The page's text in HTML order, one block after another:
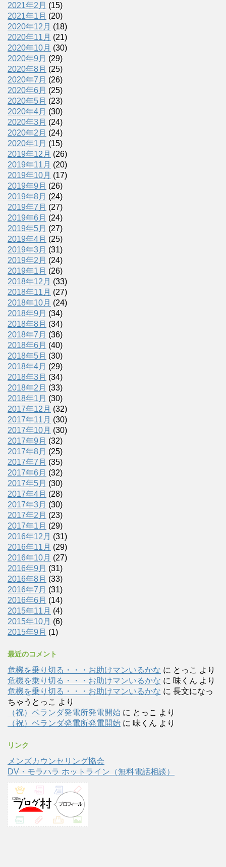
2021年2月 (15)
2021年1月 (20)
2020年12月 (18)
2020年11月 (21)
2020年10月 (30)
2020年9月 (29)
2020年8月 (25)
2020年7月 (26)
2020年6月 (25)
2020年5月 (23)
2020年4月 (30)
2020年3月 (24)
2020年2月 (24)
2020年1月 (15)
2019年12月 (26)
2019年11月 (20)
2019年10月 (17)
2019年9月 (26)
2019年8月 (24)
2019年7月 (27)
2019年6月 (24)
2019年5月 (27)
2019年4月 (25)
2019年3月 (31)
2019年2月 (24)
2019年1月 (26)
2018年12月 (33)
2018年11月 (27)
2018年10月 (24)
2018年9月 (34)
2018年8月 (34)
2018年7月 (36)
2018年6月 (40)
2018年5月 (30)
2018年4月 (29)
2018年3月 (34)
2018年2月 (33)
2018年1月 (30)
2017年12月 (32)
2017年11月 (30)
2017年10月 (30)
2017年9月 (32)
2017年8月 (25)
2017年7月 (35)
2017年6月 (32)
2017年5月 (30)
2017年4月 (28)
2017年3月 (30)
2017年2月 (23)
2017年1月 (29)
2016年12月 (31)
2016年11月 (29)
2016年10月 (27)
2016年9月 (31)
2016年8月 (33)
2016年7月 (31)
2016年6月 (14)
2015年11月 (4)
2015年10月 (6)
2015年9月 (1)
最近のコメント
危機を乗り切る・・・お助けマンいるかな に とっこ より
危機を乗り切る・・・お助けマンいるかな に 味くん より
危機を乗り切る・・・お助けマンいるかな に 長文になっ
ちゃうとっこ より
（祝）ベランダ発電所発電開始 に とっこ より
（祝）ベランダ発電所発電開始 に 味くん より
リンク
メンズカウンセリング協会
DV・モラハラ ホットライン（無料電話相談）